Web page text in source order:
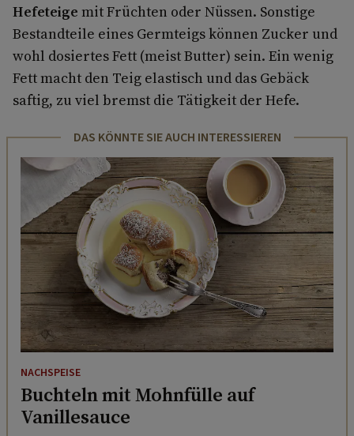
Hefeteige mit Früchten oder Nüssen. Sonstige
Bestandteile eines Germteigs können Zucker und
wohl dosiertes Fett (meist Butter) sein. Ein wenig
Fett macht den Teig elastisch und das Gebäck
saftig, zu viel bremst die Tätigkeit der Hefe.
DAS KÖNNTE SIE AUCH INTERESSIEREN
NACHSPEISE
Buchteln mit Mohnfülle auf
Vanillesauce